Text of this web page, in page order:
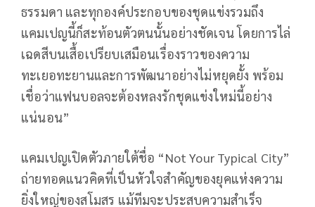
ธรรมดา และทุกองค์ประกอบของชุดแข่งรวมถึง
แคมเปญนี้ก็สะท้อนตัวตนนั้นอย่างชัดเจน โดยการไล่
เฉดสีบนเสื้อเปรียบเสมือนเรื่องราวของความ
ทะเยอทะยานและการพัฒนาอย่างไม่หยุดยั้ง พร้อม
เชื่อว่าแฟนบอลจะต้องหลงรักชุดแข่งใหม่นี้อย่าง
แน่นอน”
แคมเปญเปิดตัวภายใต้ชื่อ “Not Your Typical City”
ถ่ายทอดแนวคิดที่เป็นหัวใจสำคัญของยุคแห่งความ
ยิ่งใหญ่ของสโมสร แม้ทีมจะประสบความสำเร็จ